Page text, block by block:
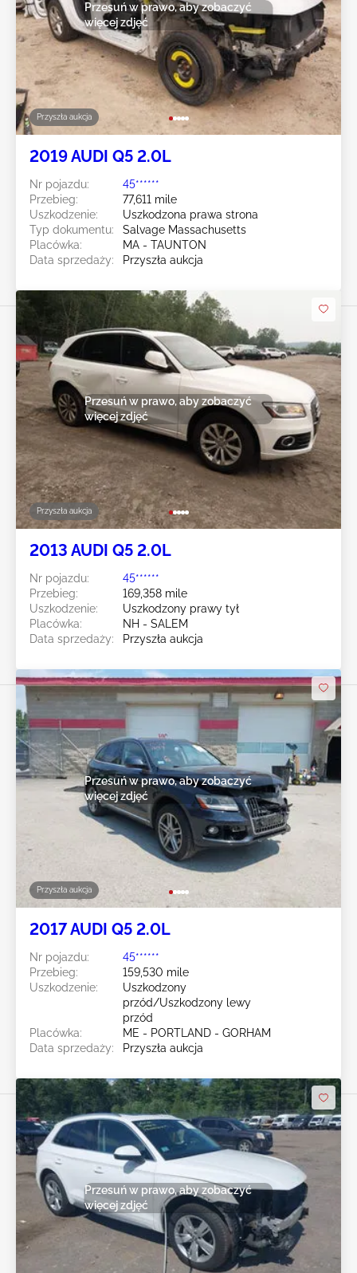
Przyszła aukcja
Przesuń w prawo, aby zobaczyć
więcej zdjęć
2019 AUDI Q5 2.0L
Nr pojazdu:
45******
Przebieg:
77,611 mile
Uszkodzenie:
Uszkodzona prawa strona
Typ dokumentu:
Salvage Massachusetts
Placówka:
MA - TAUNTON
Data sprzedaży:
Przyszła aukcja
Przyszła aukcja
Przesuń w prawo, aby zobaczyć
więcej zdjęć
2013 AUDI Q5 2.0L
Nr pojazdu:
45******
Przebieg:
169,358 mile
Uszkodzenie:
Uszkodzony prawy tył
Placówka:
NH - SALEM
Data sprzedaży:
Przyszła aukcja
Przyszła aukcja
Przesuń w prawo, aby zobaczyć
więcej zdjęć
2017 AUDI Q5 2.0L
Nr pojazdu:
45******
Przebieg:
159,530 mile
Uszkodzenie:
Uszkodzony
przód/Uszkodzony lewy
przód
Placówka:
ME - PORTLAND - GORHAM
Data sprzedaży:
Przyszła aukcja
Przesuń w prawo, aby zobaczyć
więcej zdjęć